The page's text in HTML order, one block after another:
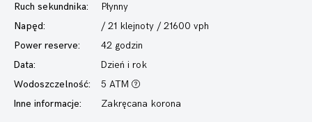
Ruch sekundnika:
Płynny
Napęd:
/ 21 klejnoty / 21600 vph
Power reserve:
42 godzin
Data:
Dzień i rok
Wodoszczelność:
5 ATM
Inne informacje:
Zakręcana korona